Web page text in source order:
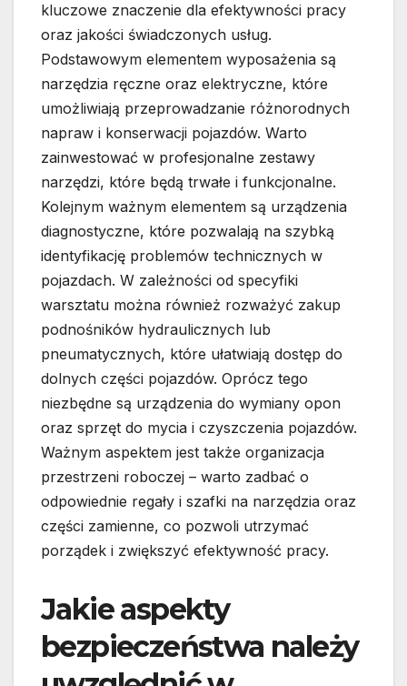
kluczowe znaczenie dla efektywności pracy
oraz jakości świadczonych usług.
Podstawowym elementem wyposażenia są
narzędzia ręczne oraz elektryczne, które
umożliwiają przeprowadzanie różnorodnych
napraw i konserwacji pojazdów. Warto
zainwestować w profesjonalne zestawy
narzędzi, które będą trwałe i funkcjonalne.
Kolejnym ważnym elementem są urządzenia
diagnostyczne, które pozwalają na szybką
identyfikację problemów technicznych w
pojazdach. W zależności od specyfiki
warsztatu można również rozważyć zakup
podnośników hydraulicznych lub
pneumatycznych, które ułatwiają dostęp do
dolnych części pojazdów. Oprócz tego
niezbędne są urządzenia do wymiany opon
oraz sprzęt do mycia i czyszczenia pojazdów.
Ważnym aspektem jest także organizacja
przestrzeni roboczej – warto zadbać o
odpowiednie regały i szafki na narzędzia oraz
części zamienne, co pozwoli utrzymać
porządek i zwiększyć efektywność pracy.
Jakie aspekty
bezpieczeństwa należy